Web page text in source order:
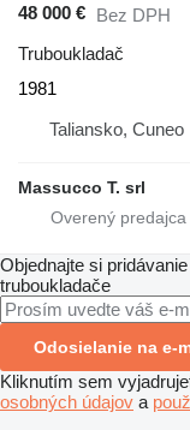
48 000 € Bez DPH
Truboukladač
1981
Taliansko, Cuneo
Massucco T. srl
Objednajte si
truboukladače
Odosielanie na e-
Kliknutím sem
osobných údajov a